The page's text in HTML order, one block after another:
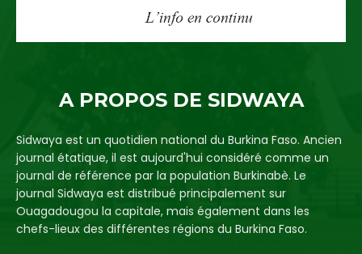
A PROPOS DE SIDWAYA
Sidwaya est un quotidien national du Burkina Faso. Ancien
journal étatique, il est aujourd'hui considéré comme un
journal de référence par la population Burkinabè. Le
journal Sidwaya est distribué principalement sur
Ouagadougou la capitale, mais également dans les
chefs-lieux des différentes régions du Burkina Faso.